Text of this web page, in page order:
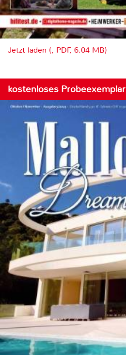
Jetzt laden (, PDF, 6.04 MB)
kostenloses Probeexemplar